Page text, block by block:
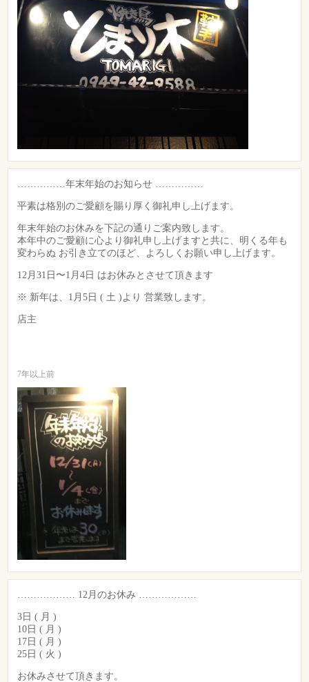
……………年末年始のお知らせ ……………
平素は格別のご愛顧を賜り厚く御礼申し上げます。
年末年始のお休みを下記の通りご案内致します。
本年中のご愛顧に心より御礼申し上げますと共に、明くる年も
変わらぬ お引き立てのほど、よろしくお願い申し上げます。
12月31日〜1月4日 はお休みとさせて頂きます
※ 新年は、1月5日 ( 土 )より 営業致します。
店主
7年以上前
……………… 12月のお休み ………………
3日 ( 月 )
10日 ( 月 )
17日 ( 月 )
25日 ( 火 )
お休みさせて頂きます。